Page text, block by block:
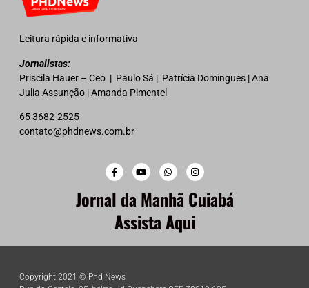
Leitura rápida e informativa
Jornalistas:
Priscila Hauer – Ceo | Paulo Sá | Patrícia Domingues | Ana
Julia Assunção | Amanda Pimentel
65 3682-2525
contato@phdnews.com.br
Jornal da Manhã Cuiabá
Assista Aqui
Copyright 2021 © Phd News